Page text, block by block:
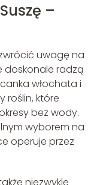
–
uwagę na
doskonale radzą
włochata i
roślin, które
bez wody.
wyborem na
operuje przez